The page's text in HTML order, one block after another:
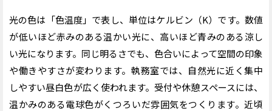
光の色は「色温度」で表し、単位はケルビン（K）です。数値
が低いほど赤みのある温かい光に、高いほど青みのある涼し
い光になります。同じ明るさでも、色合いによって空間の印象
や働きやすさが変わります。執務室では、自然光に近く集中
しやすい昼白色が広く使われます。受付や休憩スペースには、
温かみのある電球色がくつろいだ雰囲気をつくります。近頃